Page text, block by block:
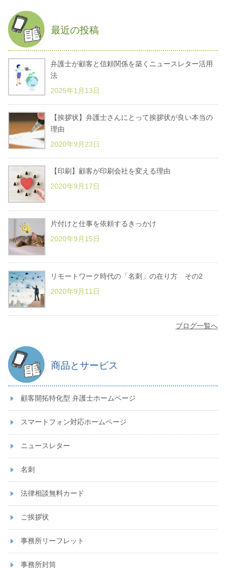
最近の投稿
弁護士が顧客と信頼関係を築くニュースレター活用
法
2025年1月13日
【挨拶状】弁護士さんにとって挨拶状が良い本当の
理由
2020年9月23日
【印刷】顧客が印刷会社を変える理由
2020年9月17日
片付けと仕事を依頼するきっかけ
2020年9月15日
リモートワーク時代の「名刺」の在り方 その2
2020年9月11日
ブログ一覧へ
商品とサービス
顧客開拓特化型 弁護士ホームページ
スマートフォン対応ホームページ
ニュースレター
名刺
法律相談無料カード
ご挨拶状
事務所リーフレット
事務所封筒